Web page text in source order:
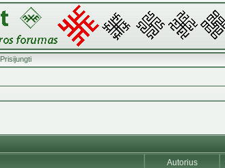
Prisijungti
Autorius